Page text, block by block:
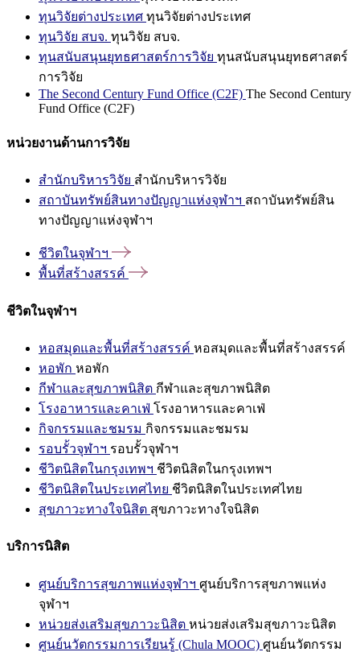
ทุนวิจัยต่างประเทศ ทุนวิจัยต่างประเทศ
ทุนวิจัย สบจ. ทุนวิจัย สบจ.
ทุนสนับสนุนยุทธศาสตร์การวิจัย ทุนสนับสนุนยุทธศาสตร์
การวิจัย
The Second Century Fund Office (C2F) The Second Century
Fund Office (C2F)
หน่วยงานด้านการวิจัย
สำนักบริหารวิจัย สำนักบริหารวิจัย
สถาบันทรัพย์สินทางปัญญาแห่งจุฬาฯ สถาบันทรัพย์สิน
ทางปัญญาแห่งจุฬาฯ
ชีวิตในจุฬาฯ
พื้นที่สร้างสรรค์
ชีวิตในจุฬาฯ
หอสมุดและพื้นที่สร้างสรรค์ หอสมุดและพื้นที่สร้างสรรค์
หอพัก หอพัก
กีฬาและสุขภาพนิสิต กีฬาและสุขภาพนิสิต
โรงอาหารและคาเฟ่ โรงอาหารและคาเฟ่
กิจกรรมและชมรม กิจกรรมและชมรม
รอบรั้วจุฬาฯ รอบรั้วจุฬาฯ
ชีวิตนิสิตในกรุงเทพฯ ชีวิตนิสิตในกรุงเทพฯ
ชีวิตนิสิตในประเทศไทย ชีวิตนิสิตในประเทศไทย
สุขภาวะทางใจนิสิต สุขภาวะทางใจนิสิต
บริการนิสิต
ศูนย์บริการสุขภาพแห่งจุฬาฯ ศูนย์บริการสุขภาพแห่ง
จุฬาฯ
หน่วยส่งเสริมสุขภาวะนิสิต หน่วยส่งเสริมสุขภาวะนิสิต
ศูนย์นวัตกรรมการเรียนรู้ (Chula MOOC) ศูนย์นวัตกรรม